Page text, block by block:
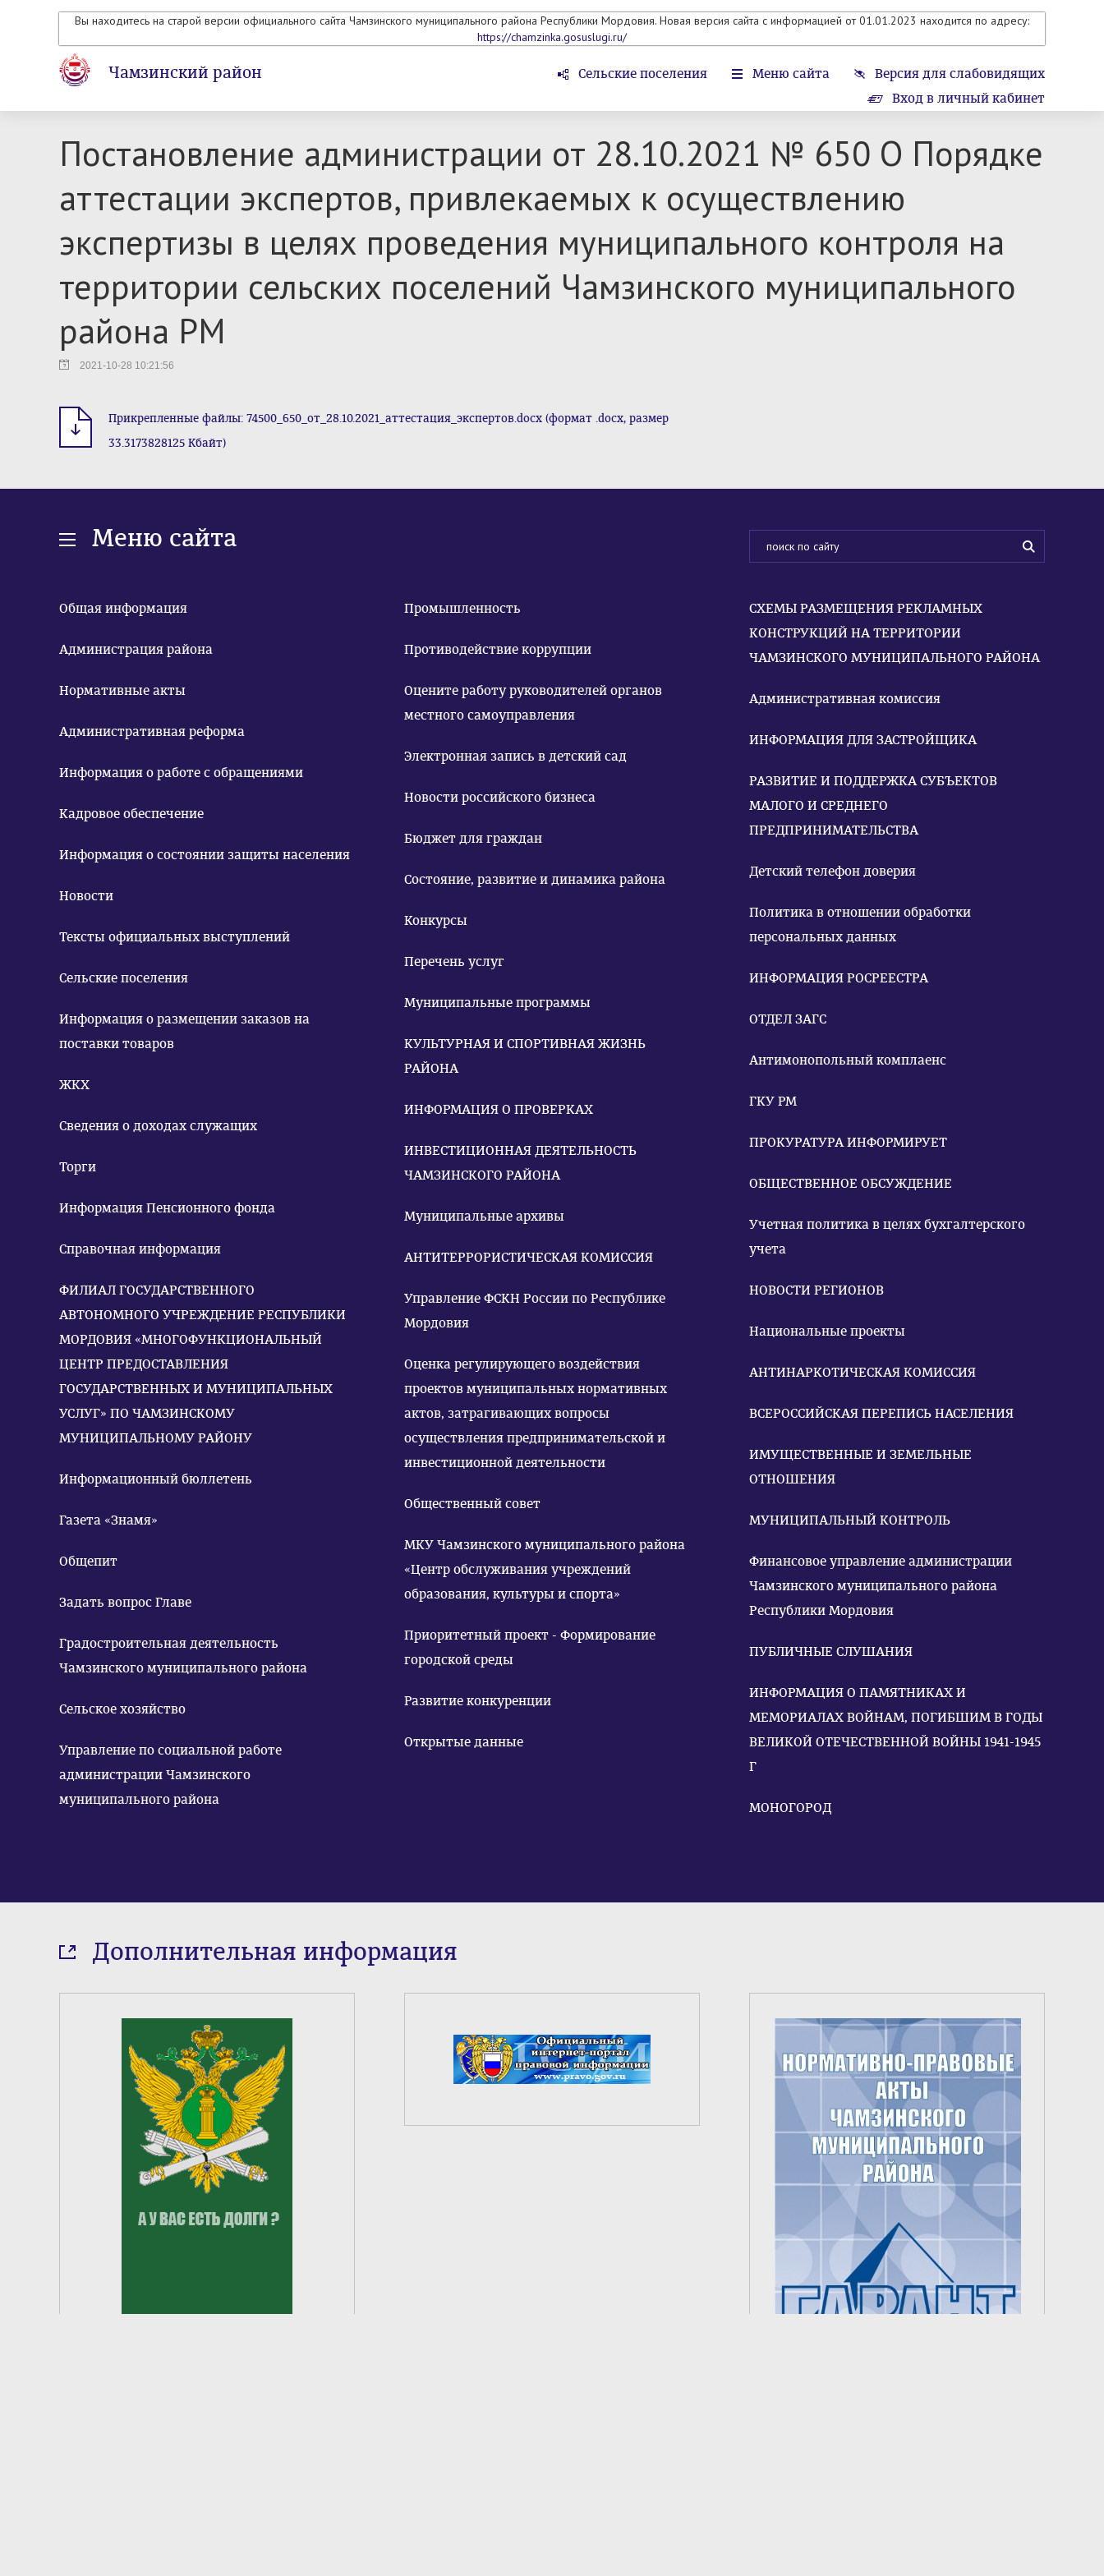
Вы находитесь на старой версии официального сайта Чамзинского муниципального района Республики Мордовия. Новая версия сайта с информацией от 01.01.2023 находится по адресу:
https://chamzinka.gosuslugi.ru/
Чамзинский район Сельские поселения Меню сайта
Версия для слабовидящих
Вход в личный кабинет
Постановление администрации от 28.10.2021 № 650 О Порядке
аттестации экспертов, привлекаемых к осуществлению
экспертизы в целях проведения муниципального контроля на
территории сельских поселений Чамзинского муниципального
района РМ
2021-10-28 10:21:56
Прикрепленные файлы: 74500_650_от_28.10.2021_аттестация_экспертов.docx (формат .docx, размер
33.3173828125 Кбайт)
Меню сайта
Общая информация
Администрация района
Нормативные акты
Административная реформа
Информация о работе с обращениями
Кадровое обеспечение
Информация о состоянии защиты населения
Новости
Тексты официальных выступлений
Сельские поселения
Информация о размещении заказов на
поставки товаров
ЖКХ
Сведения о доходах служащих
Торги
Информация Пенсионного фонда
Справочная информация
ФИЛИАЛ ГОСУДАРСТВЕННОГО
АВТОНОМНОГО УЧРЕЖДЕНИЕ РЕСПУБЛИКИ
МОРДОВИЯ «МНОГОФУНКЦИОНАЛЬНЫЙ
ЦЕНТР ПРЕДОСТАВЛЕНИЯ
ГОСУДАРСТВЕННЫХ И МУНИЦИПАЛЬНЫХ
УСЛУГ» ПО ЧАМЗИНСКОМУ
МУНИЦИПАЛЬНОМУ РАЙОНУ
Информационный бюллетень
Газета «Знамя»
Общепит
Задать вопрос Главе
Градостроительная деятельность
Чамзинского муниципального района
Сельское хозяйство
Управление по социальной работе
администрации Чамзинского
муниципального района
Промышленность
Противодействие коррупции
Оцените работу руководителей органов
местного самоуправления
Электронная запись в детский сад
Новости российского бизнеса
Бюджет для граждан
Состояние, развитие и динамика района
Конкурсы
Перечень услуг
Муниципальные программы
КУЛЬТУРНАЯ И СПОРТИВНАЯ ЖИЗНЬ
РАЙОНА
ИНФОРМАЦИЯ О ПРОВЕРКАХ
ИНВЕСТИЦИОННАЯ ДЕЯТЕЛЬНОСТЬ
ЧАМЗИНСКОГО РАЙОНА
Муниципальные архивы
АНТИТЕРРОРИСТИЧЕСКАЯ КОМИССИЯ
Управление ФСКН России по Республике
Мордовия
Оценка регулирующего воздействия
проектов муниципальных нормативных
актов, затрагивающих вопросы
осуществления предпринимательской и
инвестиционной деятельности
Общественный совет
МКУ Чамзинского муниципального района
«Центр обслуживания учреждений
образования, культуры и спорта»
Приоритетный проект - Формирование
городской среды
Развитие конкуренции
Открытые данные
СХЕМЫ РАЗМЕЩЕНИЯ РЕКЛАМНЫХ
КОНСТРУКЦИЙ НА ТЕРРИТОРИИ
ЧАМЗИНСКОГО МУНИЦИПАЛЬНОГО РАЙОНА
Административная комиссия
ИНФОРМАЦИЯ ДЛЯ ЗАСТРОЙЩИКА
РАЗВИТИЕ И ПОДДЕРЖКА СУБЪЕКТОВ
МАЛОГО И СРЕДНЕГО
ПРЕДПРИНИМАТЕЛЬСТВА
Детский телефон доверия
Политика в отношении обработки
персональных данных
ИНФОРМАЦИЯ РОСРЕЕСТРА
ОТДЕЛ ЗАГС
Антимонопольный комплаенс
ГКУ РМ
ПРОКУРАТУРА ИНФОРМИРУЕТ
ОБЩЕСТВЕННОЕ ОБСУЖДЕНИЕ
Учетная политика в целях бухгалтерского
учета
НОВОСТИ РЕГИОНОВ
Национальные проекты
АНТИНАРКОТИЧЕСКАЯ КОМИССИЯ
ВСЕРОССИЙСКАЯ ПЕРЕПИСЬ НАСЕЛЕНИЯ
ИМУЩЕСТВЕННЫЕ И ЗЕМЕЛЬНЫЕ
ОТНОШЕНИЯ
МУНИЦИПАЛЬНЫЙ КОНТРОЛЬ
Финансовое управление администрации
Чамзинского муниципального района
Республики Мордовия
ПУБЛИЧНЫЕ СЛУШАНИЯ
ИНФОРМАЦИЯ О ПАМЯТНИКАХ И
МЕМОРИАЛАХ ВОЙНАМ, ПОГИБШИМ В ГОДЫ
ВЕЛИКОЙ ОТЕЧЕСТВЕННОЙ ВОЙНЫ 1941-1945
Г
МОНОГОРОД
Дополнительная информация